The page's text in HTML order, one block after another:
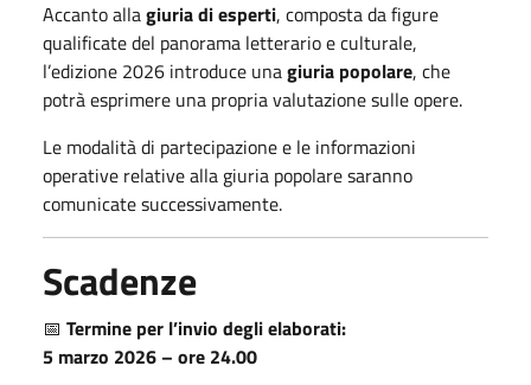
Accanto allagiuria di esperti, composta da figure
qualificate del panorama letterario e culturale,
l’edizione 2026 introduce unagiuria popolare, che
potrà esprimere una propria valutazione sulle opere.
Le modalità di partecipazione e le informazioni
operative relative alla giuria popolare saranno
comunicate successivamente.
Scadenze
📅 Termine per l’invio degli elaborati:
5 marzo 2026 – ore 24.00